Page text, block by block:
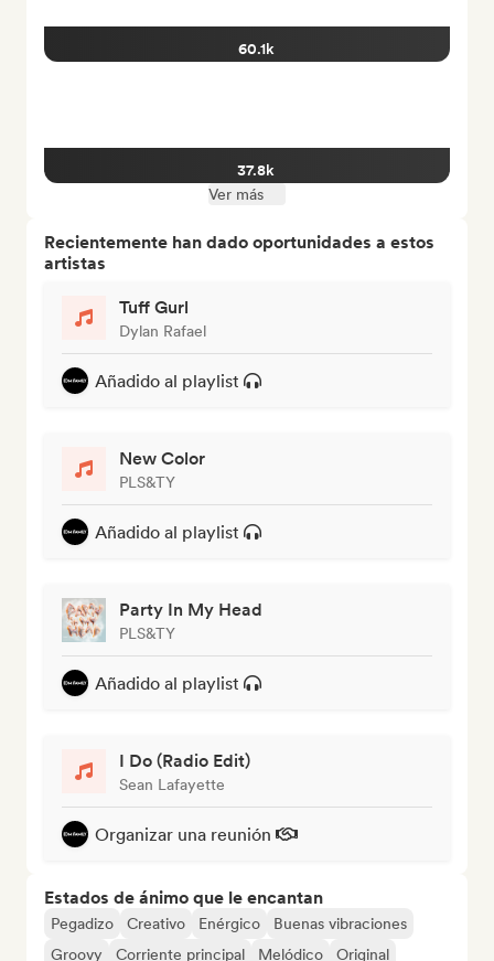
60.1k
37.8k
Ver más
Recientemente han dado oportunidades a estos
artistas
Tuff Gurl
Dylan Rafael
Añadido al playlist
New Color
PLS&TY
Añadido al playlist
Party In My Head
PLS&TY
Añadido al playlist
I Do (Radio Edit)
Sean Lafayette
Organizar una reunión
Estados de ánimo que le encantan
Pegadizo Creativo Enérgico
Buenas vibraciones
Groovy
Corriente principal Melódico Original